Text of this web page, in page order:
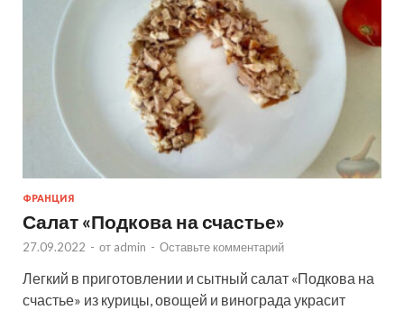
ФРАНЦИЯ
Салат «Подкова на счастье»
27.09.2022 - от admin - Оставьте комментарий
Легкий в приготовлении и сытный салат «Подкова на
счастье» из курицы, овощей и винограда украсит